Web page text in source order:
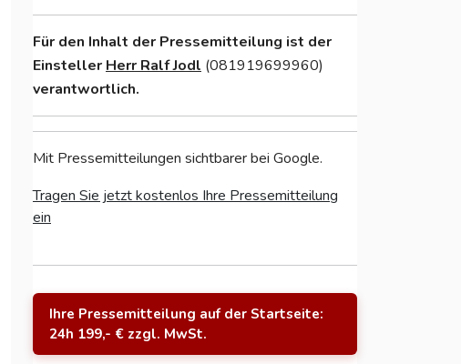
Für den Inhalt der Pressemitteilung ist der
Einsteller Herr Ralf Jodl (081919699960)
verantwortlich.
Mit Pressemitteilungen sichtbarer bei Google.
Tragen Sie jetzt kostenlos Ihre Pressemitteilung
ein
Ihre Pressemitteilung auf der Startseite:
24h 199,- € zzgl. MwSt.